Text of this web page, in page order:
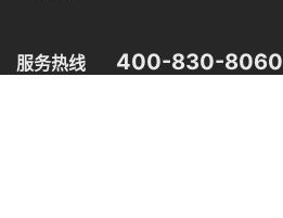
服务热线 400-830-8060